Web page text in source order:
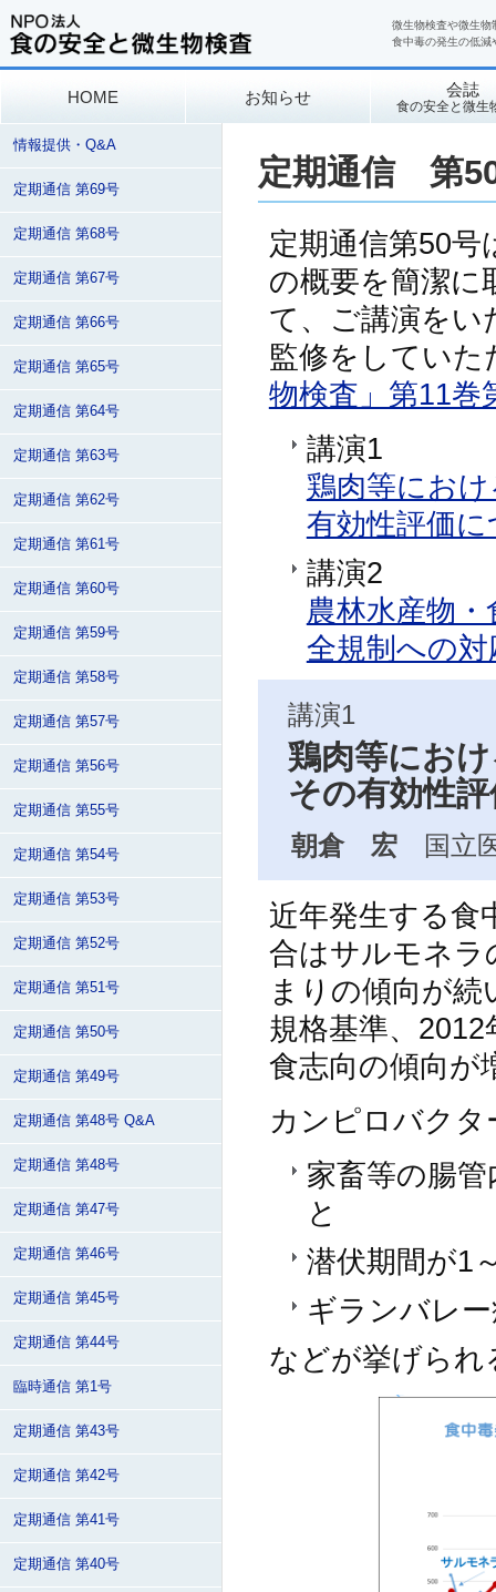
微生物検査や微生物
食中毒の発生の低減
HOME お知らせ 会誌
食の安全と微生
定期通信 第
定期通信第50号
の概要を簡潔に
て、ご講演をい
監修をしてい
物検査」第11巻
講演1
鶏肉等にお
有効性評価
講演2
農林水産物
全規制への
講演1
鶏肉等にお
その有効性
朝倉 宏国立医
近年発生する食
合はサルモネラ
まりの傾向が
規格基準、
食志向の傾向が
カンピロバクタ
家畜等の腸
と
潜伏期間が1
ギランバレ
などが挙げられ
情報提供・Q&A
定期通信 第69号
定期通信 第68号
定期通信 第67号
定期通信 第66号
定期通信 第65号
定期通信 第64号
定期通信 第63号
定期通信 第62号
定期通信 第61号
定期通信 第60号
定期通信 第59号
定期通信 第58号
定期通信 第57号
定期通信 第56号
定期通信 第55号
定期通信 第54号
定期通信 第53号
定期通信 第52号
定期通信 第51号
定期通信 第50号
定期通信 第49号
定期通信 第48号 Q&A
定期通信 第48号
定期通信 第47号
定期通信 第46号
定期通信 第45号
定期通信 第44号
臨時通信 第1号
定期通信 第43号
定期通信 第42号
定期通信 第41号
定期通信 第40号